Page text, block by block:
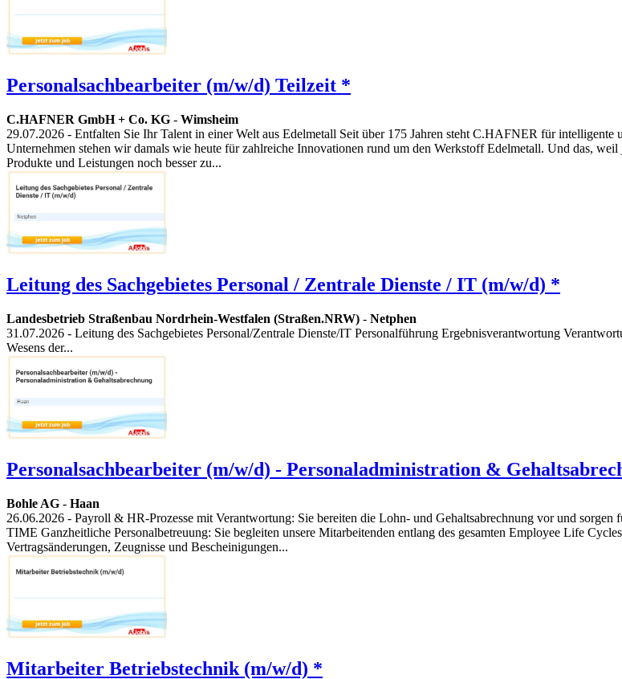
Personalsachbearbeiter (m/w/d) Teilzeit *
C.HAFNER GmbH + Co. KG - Wimsheim
29.07.2026 - Entfalten Sie Ihr Talent in einer Welt aus Edelmetall Seit über 175 Jahren steht C.HAFNER für
Unternehmen stehen wir damals wie heute für zahlreiche Innovationen rund um den Werkstoff Edelmetall. Und das,
Produkte und Leistungen noch besser zu...
Leitung des Sachgebietes Personal / Zentrale Dienste / IT (m/w/d) *
Landesbetrieb Straßenbau Nordrhein-Westfalen (Straßen.NRW) - Netphen
31.07.2026 - Leitung des Sachgebietes Personal/Zentrale Dienste/IT Personalführung Ergebnisverantwortung
Wesens der...
Personalsachbearbeiter (m/w/d) - Personaladministration &
Bohle AG - Haan
26.06.2026 - Payroll & HR-Prozesse mit Verantwortung: Sie bereiten die Lohn- und Gehaltsabrechnung vor und sorgen
TIME Ganzheitliche Personalbetreuung: Sie begleiten unsere Mitarbeitenden entlang des gesamten Employee Life
Vertragsänderungen, Zeugnisse und Bescheinigungen...
Mitarbeiter Betriebstechnik (m/w/d) *